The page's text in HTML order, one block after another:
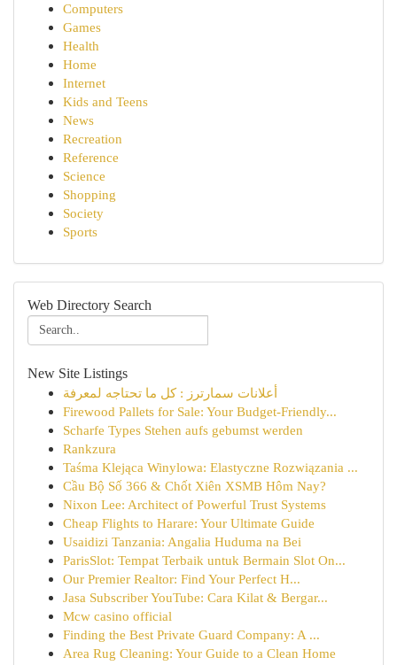
Computers
Games
Health
Home
Internet
Kids and Teens
News
Recreation
Reference
Science
Shopping
Society
Sports
Web Directory Search
New Site Listings
أعلانات سمارترز : كل ما تحتاجه لمعرفة
Firewood Pallets for Sale: Your Budget-Friendly...
Scharfe Types Stehen aufs gebumst werden
Rankzura
Taśma Klejąca Winylowa: Elastyczne Rozwiązania ...
Cầu Bộ Số 366 & Chốt Xiên XSMB Hôm Nay?
Nixon Lee: Architect of Powerful Trust Systems
Cheap Flights to Harare: Your Ultimate Guide
Usaidizi Tanzania: Angalia Huduma na Bei
ParisSlot: Tempat Terbaik untuk Bermain Slot On...
Our Premier Realtor: Find Your Perfect H...
Jasa Subscriber YouTube: Cara Kilat & Bergar...
Mcw casino official
Finding the Best Private Guard Company: A ...
Area Rug Cleaning: Your Guide to a Clean Home